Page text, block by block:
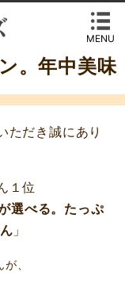
MENU
。年中美味
ただき誠にあり
１位
選べる。たっぷ
」
、